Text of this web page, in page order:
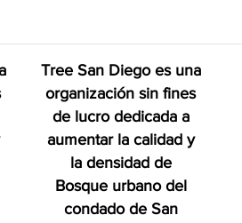
Tree San Diego es una
organización sin fines
de lucro dedicada a
aumentar la calidad y
la densidad de
Bosque urbano del
condado de San